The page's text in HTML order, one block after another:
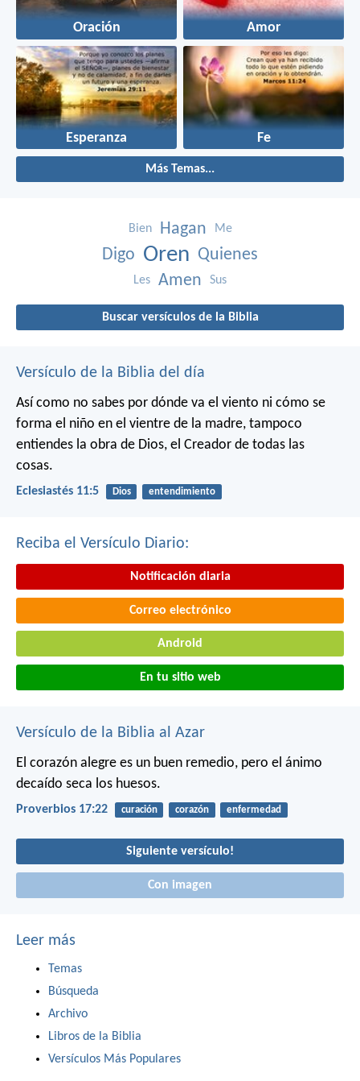
Oración Amor
Esperanza Fe
Más Temas...
Bien Hagan Me
Digo Oren Quienes
Les Amen Sus
Buscar versículos de la Biblia
Versículo de la Biblia del día
Así como no sabes por dónde va el viento ni cómo se
forma el niño en el vientre de la madre, tampoco
entiendes la obra de Dios, el Creador de todas las
cosas.
Eclesiastés 11:5 Dios entendimiento
Reciba el Versículo Diario:
Notificación diaria
Correo electrónico
Android
En tu sitio web
Versículo de la Biblia al Azar
El corazón alegre es un buen remedio, pero el ánimo
decaído seca los huesos.
Proverbios 17:22 curación corazón enfermedad
Siguiente versículo!
Con imagen
Leer más
Temas
Búsqueda
Archivo
Libros de la Biblia
Versículos Más Populares